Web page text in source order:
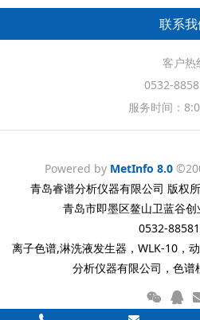
联系
客户热
0532-
服务时间：
Powered by MetInfo 8.0
青岛睿谱分析仪器有限公司 版权
青岛市即墨区鳌山卫蓝谷
0532-
离子色谱,淋洗液发生器，WLK-10，
分析仪器有限公司，色谱